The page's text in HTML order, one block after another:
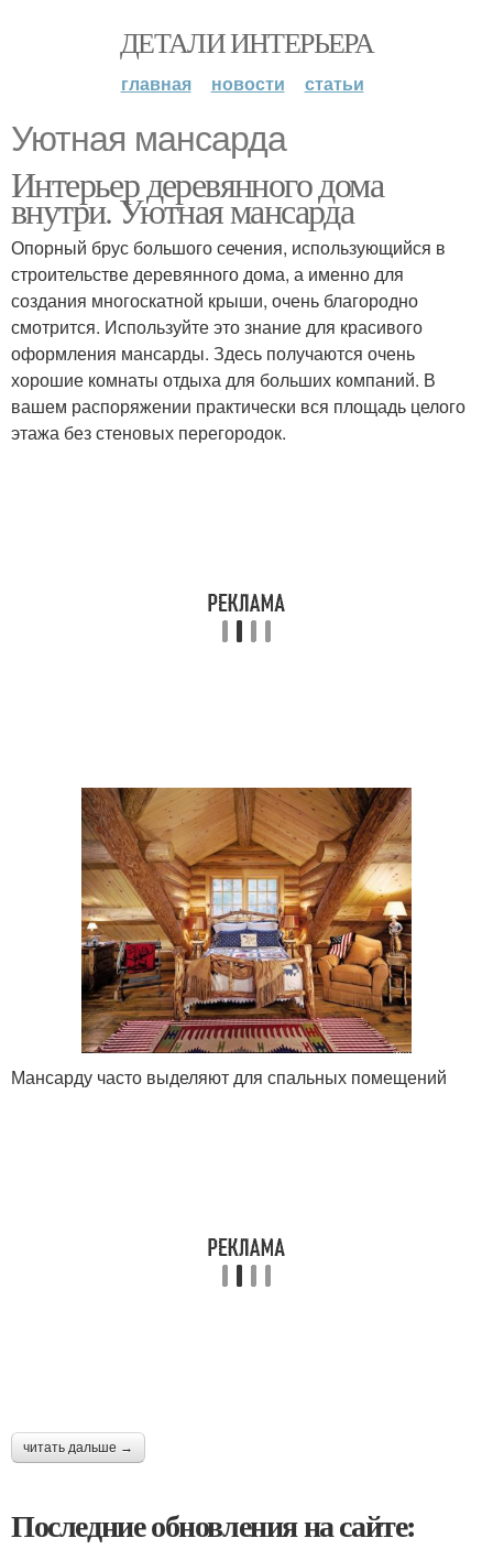
ДЕТАЛИ ИНТЕРЬЕРА
главная новости статьи
Уютная мансарда
Интерьер деревянного дома
внутри. Уютная мансарда
Опорный брус большого сечения, использующийся в
строительстве деревянного дома, а именно для
создания многоскатной крыши, очень благородно
смотрится. Используйте это знание для красивого
оформления мансарды. Здесь получаются очень
хорошие комнаты отдыха для больших компаний. В
вашем распоряжении практически вся площадь целого
этажа без стеновых перегородок.
Мансарду часто выделяют для спальных помещений
читать дальше →
Последние обновления на сайте: